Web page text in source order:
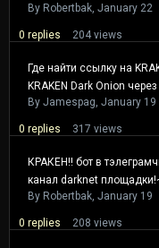
By Robertbak January 22
0 replies 204 views
Где найти ссылку на
KRAKEN Dark Onion через
By Jamespag January 19
0 replies 317 views
КРАКЕН!! бот в
канал darknet
By Robertbak January 19
0 replies 208 views